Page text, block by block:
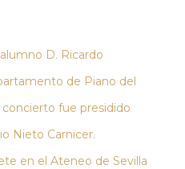
D. Ricardo
de Piano del
concierto fue presidido
Nieto Carnicer.
en el Ateneo de Sevilla